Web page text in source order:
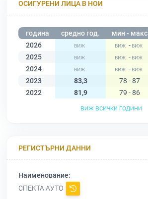
ОСИГУРЕНИ ЛИЦА В НОИ
година средно год. мин - макс
2026
-
2025
-
2024
-
2023
83,3 78 - 87
2022
81,9 79 - 86
виж всички години
РЕГИСТЪРНИ ДАННИ
Наименование:
СПЕКТА АУТО